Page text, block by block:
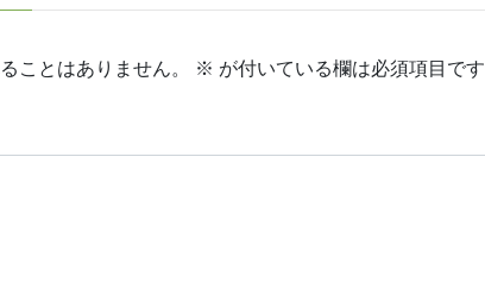
ことはありません。 ※ が付いている欄は必須項目です